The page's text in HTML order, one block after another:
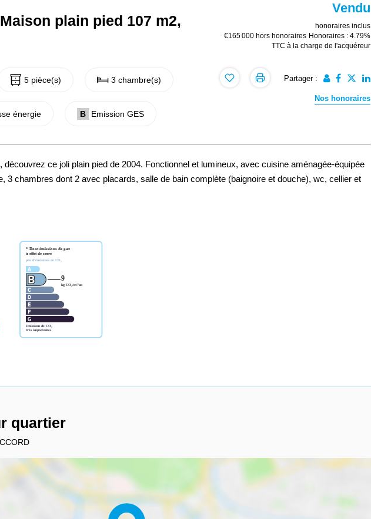
plain pied 107 m2,
5 pièce(s) 3 chambre(s)
énergie B Emission GES
Vendu
honoraires inclus
€165 000 hors honoraires Honoraires : 4.79%
TTC à la charge de l'acquéreur
Partager :
Nos honoraires
ce joli plain pied de 2004. Fonctionnel et lumineux, avec cuisine aménagée-équipée
3 chambres dont 2 avec placards, salle de bain complète (baignoire et douche), wc, cellier et
quartier